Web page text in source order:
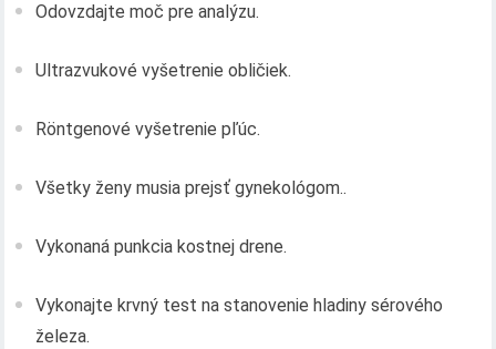
Odovzdajte moč pre analýzu.
Ultrazvukové vyšetrenie obličiek.
Röntgenové vyšetrenie pľúc.
Všetky ženy musia prejsť gynekológom..
Vykonaná punkcia kostnej drene.
Vykonajte krvný test na stanovenie hladiny sérového
železa.